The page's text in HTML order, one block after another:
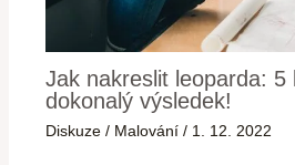
Jak nakreslit leoparda: 5
dokonalý výsledek!
Diskuze / Malování / 1. 12. 2022